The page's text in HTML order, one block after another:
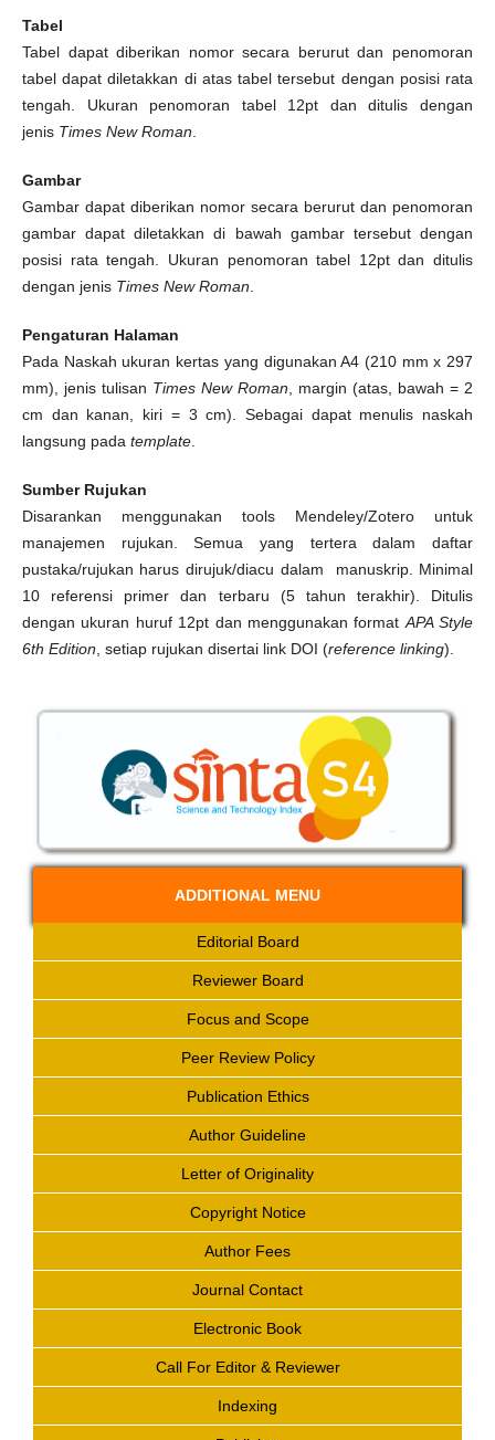
Tabel
Tabel dapat diberikan nomor secara berurut dan penomoran
tabel dapat diletakkan di atas tabel tersebut dengan posisi rata
tengah. Ukuran penomoran tabel 12pt dan ditulis dengan
jenis Times New Roman
Gambar
Gambar dapat diberikan nomor secara berurut dan penomoran
gambar dapat diletakkan di bawah gambar tersebut dengan
posisi rata tengah. Ukuran penomoran tabel 12pt dan ditulis
dengan jenis Times New Roman
Pengaturan Halaman
Pada Naskah ukuran kertas yang digunakan A4 (210 mm x 297
mm), jenis tulisan Times New Roman , margin (atas, bawah = 2
cm dan kanan, kiri = 3 cm). Sebagai dapat menulis naskah
langsung pada template.
Sumber Rujukan
Disarankan menggunakan tools Mendeley/Zotero untuk
manajemen rujukan. Semua yang tertera dalam daftar
pustaka/rujukan harus dirujuk/diacu dalam manuskrip. Minimal
10 referensi primer dan terbaru (5 tahun terakhir). Ditulis
dengan ukuran huruf 12pt dan menggunakan format APA Style
6th Edition , setiap rujukan disertai link DOI (reference linking).
ADDITIONAL MENU
Editorial Board
Reviewer Board
Focus and Scope
Peer Review Policy
Publication Ethics
Author Guideline
Letter of Originality
Copyright Notice
Author Fees
Journal Contact
Electronic Book
Call For Editor & Reviewer
Indexing